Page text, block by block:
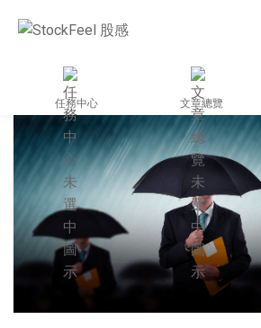
任務中心 文章總覽